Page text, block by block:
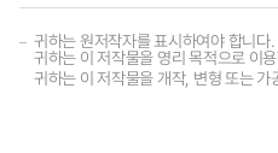
귀하는 원저작자를 표시하여야 합니다.
귀하는 이 저작물을 영리 목적으로 이
귀하는 이 저작물을 개작, 변형 또는 가